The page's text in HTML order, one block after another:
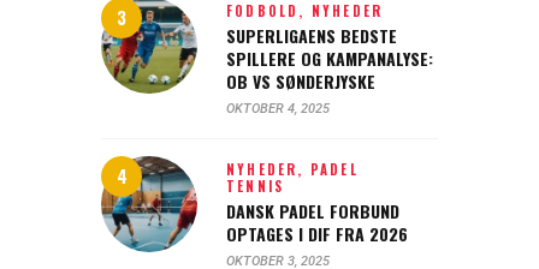
FODBOLD, NYHEDER
SUPERLIGAENS BEDSTE
SPILLERE OG KAMPANALYSE:
OB VS SØNDERJYSKE
OKTOBER 4, 2025
NYHEDER, PADEL
TENNIS
DANSK PADEL FORBUND
OPTAGES I DIF FRA 2026
OKTOBER 3, 2025